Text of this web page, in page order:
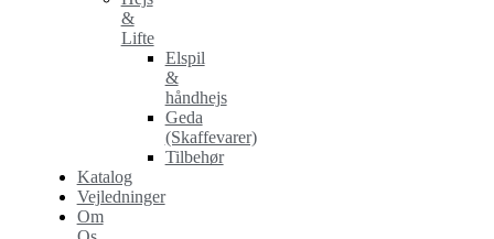
&
Lifte
Elspil
&
håndhejs
Geda
(Skaffevarer)
Tilbehør
Katalog
Vejledninger
Om